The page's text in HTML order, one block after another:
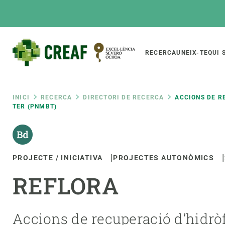
Main
RECERCAUNEIX-TEQUI
Fil
d'ariadna
INICI RECERCA DIRECTORI DE RECERCA
ACCIONS DE
TER (PNMBT)
PROJECTE / INICIATIVA PROJECTES AUTONÒMICS
REFLORA
Accions de recuperació
Featured
responsive
Responsive
menu
Organització institucional
Transparència
La nostra gent Funcionament